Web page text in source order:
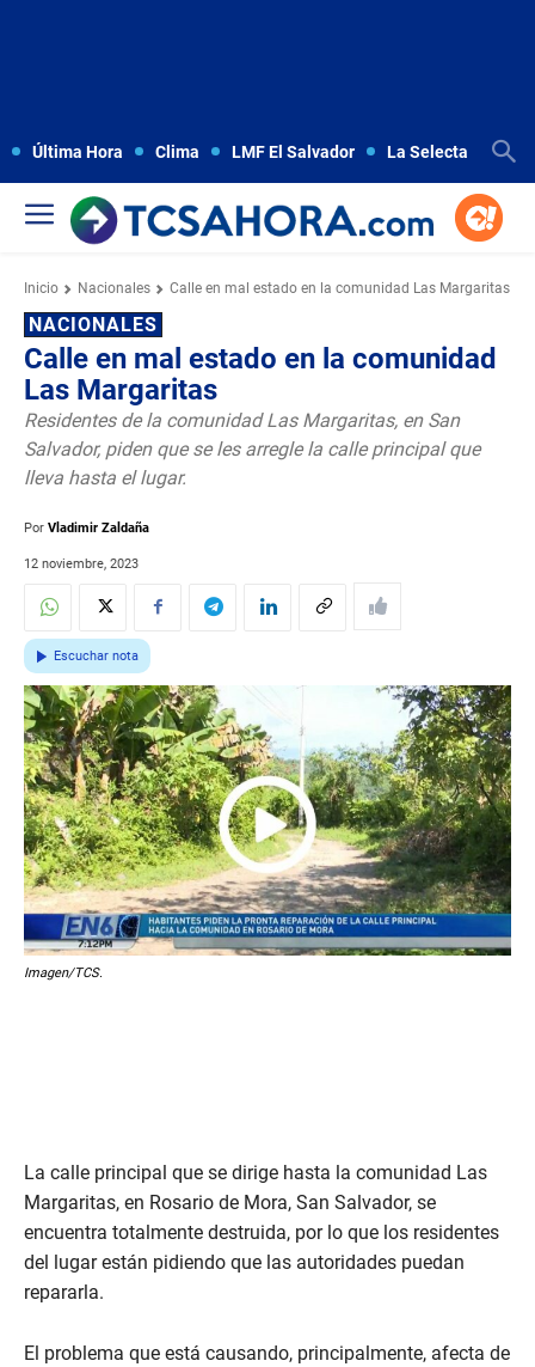
Última Hora Clima LMF El Salvador La Selecta
Inicio Nacionales Calle en mal estado en la comunidad Las Margaritas
NACIONALES
Calle en mal estado en la comunidad
Las Margaritas
Residentes de la comunidad Las Margaritas, en San
Salvador, piden que se les arregle la calle principal que
lleva hasta el lugar.
Por Vladimir Zaldaña
12 noviembre, 2023
Escuchar nota
Imagen/TCS.
La calle principal que se dirige hasta la comunidad Las
Margaritas, en Rosario de Mora, San Salvador, se
encuentra totalmente destruida, por lo que los residentes
del lugar están pidiendo que las autoridades puedan
repararla.
El problema que está causando, principalmente, afecta de